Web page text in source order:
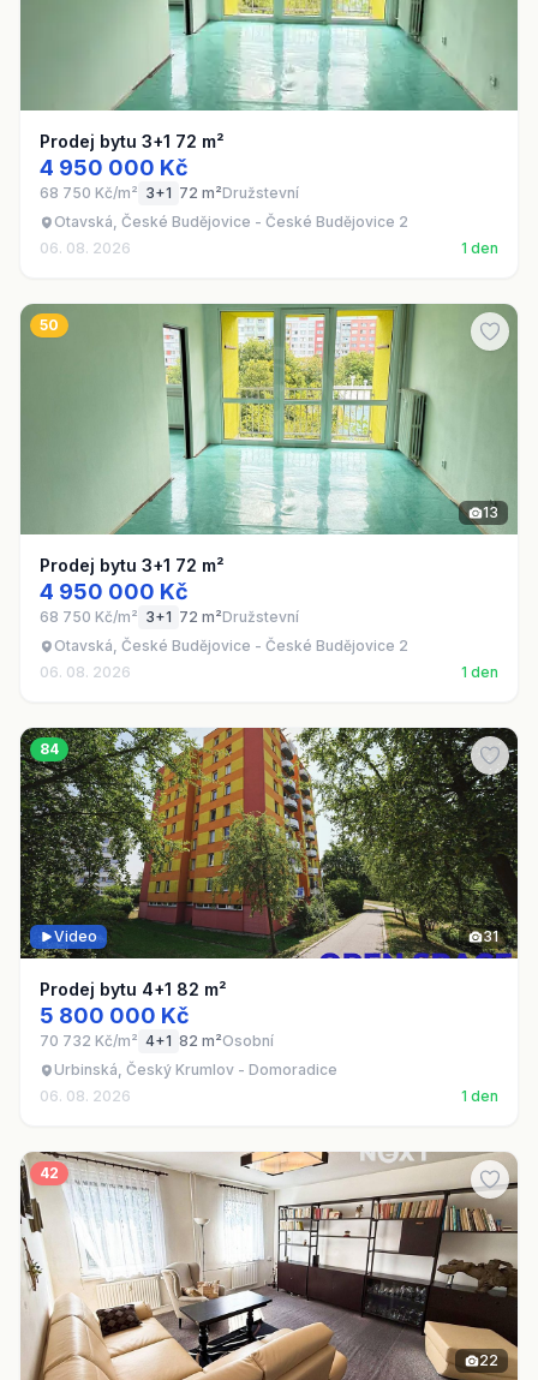
Prodej bytu 3+1 72 m²
4 950 000 Kč
68 750 Kč/m² 3+1 72 m²Družstevní
Otavská, České Budějovice - České Budějovice 2
06. 08. 2026
1 den
50
13
Prodej bytu 3+1 72 m²
4 950 000 Kč
68 750 Kč/m² 3+1 72 m²Družstevní
Otavská, České Budějovice - České Budějovice 2
06. 08. 2026
1 den
84
31
Video
Prodej bytu 4+1 82 m²
5 800 000 Kč
70 732 Kč/m² 4+1 82 m²Osobní
Urbinská, Český Krumlov - Domoradice
06. 08. 2026
1 den
42
22